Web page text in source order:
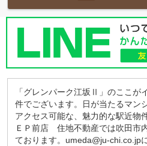
「グレンパーク江坂Ⅱ」のここが
件でございます。日が当たるマン
アクセス可能な、魅力的な駅近物
ＥＰ前店 住地不動産では吹田市
ております。umeda@ju-chi.co.jp